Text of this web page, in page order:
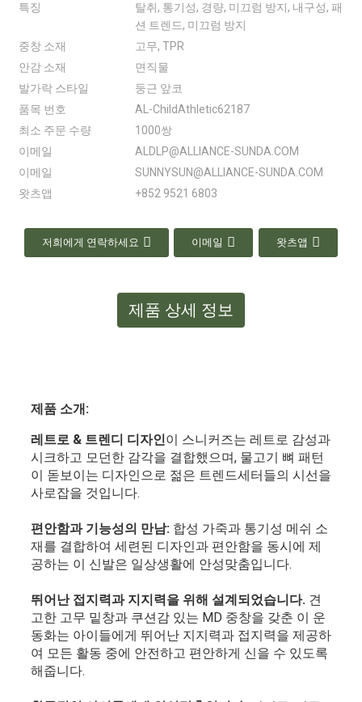
특징
탈취, 통기성, 경량, 미끄럼 방지, 내구성, 패
션 트렌드, 미끄럼 방지
중창 소재
고무, TPR
안감 소재
면직물
발가락 스타일
둥근 앞코
품목 번호
AL-ChildAthletic62187
최소 주문 수량
1000쌍
이메일
ALDLP@ALLIANCE-SUNDA.COM
이메일
SUNNYSUN@ALLIANCE-SUNDA.COM
왓츠앱
+852 9521 6803
저희에게 연락하세요 이메일 왓츠앱
제품 상세 정보
제품 소개:
레트로 & 트렌디 디자인이 스니커즈는 레트로 감성과
시크하고 모던한 감각을 결합했으며, 물고기 뼈 패턴
이 돋보이는 디자인으로 젊은 트렌드세터들의 시선을
사로잡을 것입니다.
편안함과 기능성의 만남:합성 가죽과 통기성 메쉬 소
재를 결합하여 세련된 디자인과 편안함을 동시에 제
공하는 이 신발은 일상생활에 안성맞춤입니다.
뛰어난 접지력과 지지력을 위해 설계되었습니다.견
고한 고무 밑창과 쿠션감 있는 MD 중창을 갖춘 이 운
동화는 아이들에게 뛰어난 지지력과 접지력을 제공하
여 모든 활동 중에 안전하고 편안하게 신을 수 있도록
해줍니다.